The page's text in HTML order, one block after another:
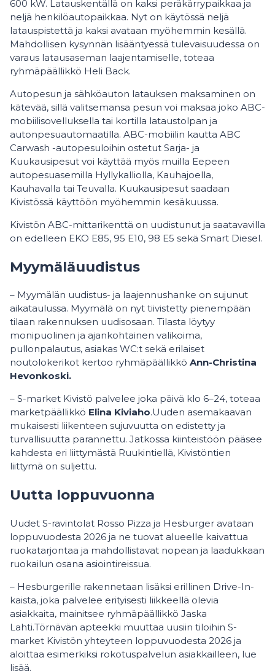
600 kW. Latauskentällä on kaksi peräkärrypaikkaa ja
neljä henkilöautopaikkaa. Nyt on käytössä neljä
latauspistettä ja kaksi avataan myöhemmin kesällä.
Mahdollisen kysynnän lisääntyessä tulevaisuudessa on
varaus latausaseman laajentamiselle, toteaa
ryhmäpäällikkö Heli Back.
Autopesun ja sähköauton latauksen maksaminen on
kätevää, sillä valitsemansa pesun voi maksaa joko ABC-
mobiilisovelluksella tai kortilla lataustolpan ja
autonpesuautomaatilla. ABC-mobiilin kautta ABC
Carwash -autopesuloihin ostetut Sarja- ja
Kuukausipesut voi käyttää myös muilla Eepeen
autopesuasemilla Hyllykalliolla, Kauhajoella,
Kauhavalla tai Teuvalla. Kuukausipesut saadaan
Kivistössä käyttöön myöhemmin kesäkuussa.
Kivistön ABC-mittarikenttä on uudistunut ja saatavavilla
on edelleen EKO E85, 95 E10, 98 E5 sekä Smart Diesel.
Myymäläuudistus
– Myymälän uudistus- ja laajennushanke on sujunut
aikataulussa. Myymälä on nyt tiivistetty pienempään
tilaan rakennuksen uudisosaan. Tilasta löytyy
monipuolinen ja ajankohtainen valikoima,
pullonpalautus, asiakas WC:t sekä erilaiset
noutolokerikot kertoo ryhmäpäällikkö Ann-Christina
Hevonkoski.
– S-market Kivistö palvelee joka päivä klo 6–24, toteaa
marketpäällikkö Elina Kiviaho.Uuden asemakaavan
mukaisesti liikenteen sujuvuutta on edistetty ja
turvallisuutta parannettu. Jatkossa kiinteistöön pääsee
kahdesta eri liittymästä Ruukintiellä, Kivistöntien
liittymä on suljettu.
Uutta loppuvuonna
Uudet S-ravintolat Rosso Pizza ja Hesburger avataan
loppuvuodesta 2026 ja ne tuovat alueelle kaivattua
ruokatarjontaa ja mahdollistavat nopean ja laadukkaan
ruokailun osana asiointireissua.
– Hesburgerille rakennetaan lisäksi erillinen Drive-In-
kaista, joka palvelee erityisesti liikkeellä olevia
asiakkaita, mainitsee ryhmäpäällikkö Jaska
Lahti.Törnävän apteekki muuttaa uusiin tiloihin S-
market Kivistön yhteyteen loppuvuodesta 2026 ja
aloittaa esimerkiksi rokotuspalvelun asiakkailleen, lue
lisää.